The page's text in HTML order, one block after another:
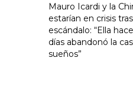
Mauro Icardi y la
estarían en crisis
escándalo: “Ella
días abandonó la
sueños”